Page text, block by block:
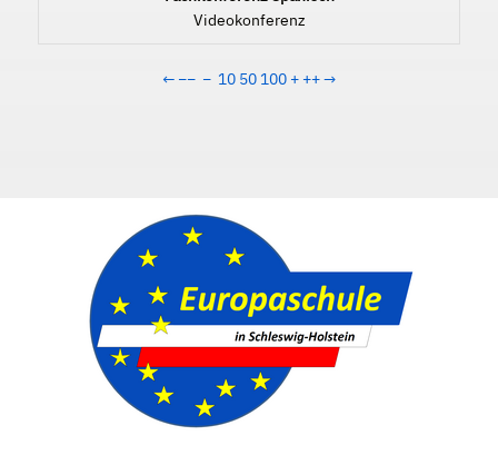
Videokonferenz
← −− − 10 50 100 + ++→